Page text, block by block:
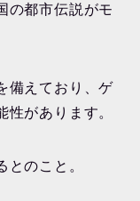
の都市伝説がモ
備えており、ゲ
があります。
のこと。